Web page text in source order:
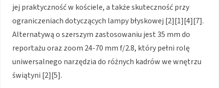
jej praktyczność w kościele, a także skuteczność przy
ograniczeniach dotyczących lampy błyskowej [2][1][4][7].
Alternatywą o szerszym zastosowaniu jest 35 mm do
reportażu oraz zoom 24-70 mm f/2.8, który pełni rolę
uniwersalnego narzędzia do różnych kadrów we wnętrzu
świątyni [2][5].